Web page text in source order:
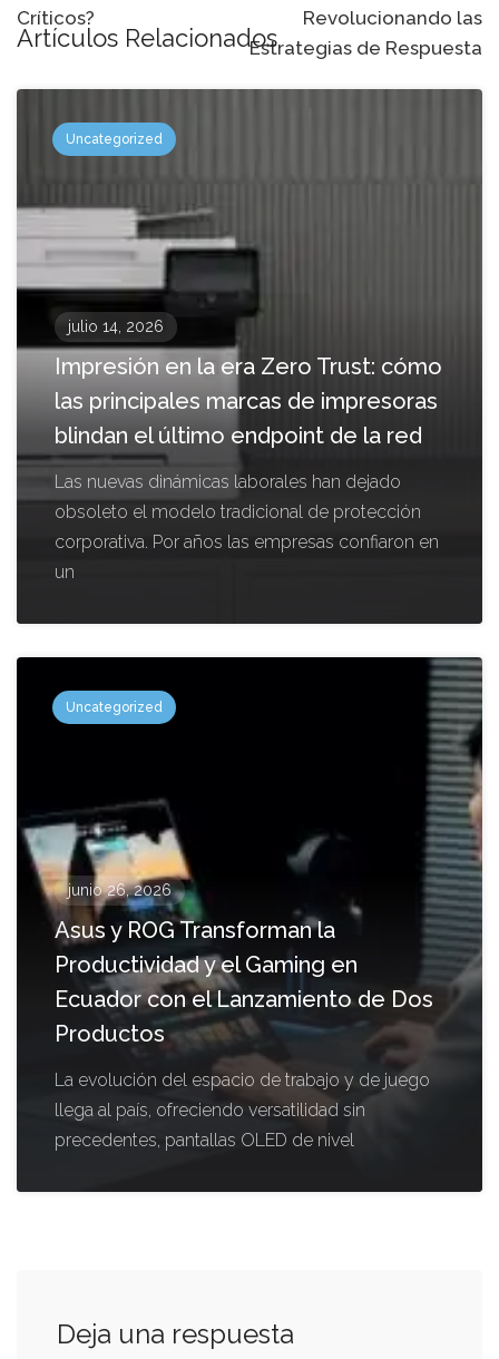
Críticos?
Revolucionando las
Estrategias de Respuesta
Artículos Relacionados
Uncategorized
julio 14, 2026
Impresión en la era Zero Trust: cómo
las principales marcas de impresoras
blindan el último endpoint de la red
Las nuevas dinámicas laborales han dejado
obsoleto el modelo tradicional de protección
corporativa. Por años las empresas confiaron en
un
Uncategorized
junio 26, 2026
Asus y ROG Transforman la
Productividad y el Gaming en
Ecuador con el Lanzamiento de Dos
Productos
La evolución del espacio de trabajo y de juego
llega al país, ofreciendo versatilidad sin
precedentes, pantallas OLED de nivel
Deja una respuesta